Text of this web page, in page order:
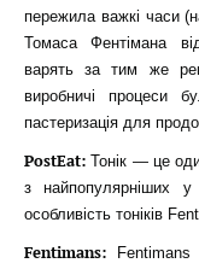
пережила важкі часи
Томаса Фентімана
варять за тим же
виробничі процеси
пастеризація для
PostEat:Тонік — це
з найпопулярніших
особливість тоніків
Fentimans:
Fentimans